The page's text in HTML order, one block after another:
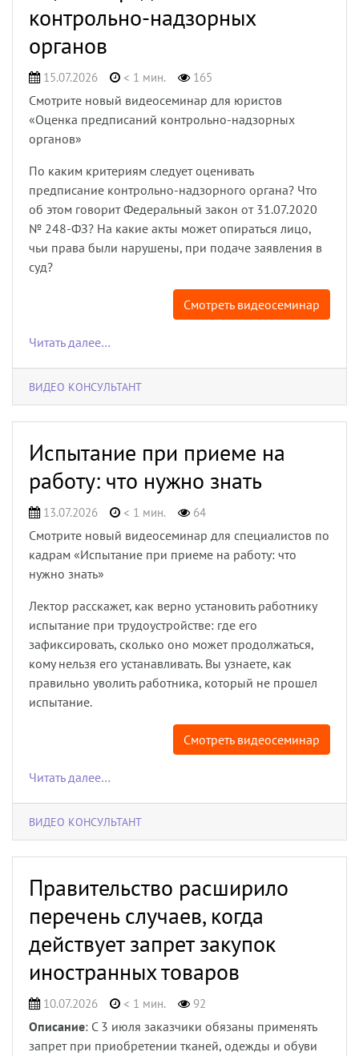
контрольно-надзорных
органов
15.07.2026 < 1 мин. 165
Смотрите новый видеосеминар для юристов
«Оценка предписаний контрольно-надзорных
органов»
По каким критериям следует оценивать
предписание контрольно-надзорного органа? Что
об этом говорит Федеральный закон от 31.07.2020
№ 248-ФЗ? На какие акты может опираться лицо,
чьи права были нарушены, при подаче заявления в
суд?
Смотреть видеосеминар
Читать далее…
ВИДЕО КОНСУЛЬТАНТ
Испытание при приеме на
работу: что нужно знать
13.07.2026 < 1 мин. 64
Смотрите новый видеосеминар для специалистов по
кадрам «Испытание при приеме на работу: что
нужно знать»
Лектор расскажет, как верно установить работнику
испытание при трудоустройстве: где его
зафиксировать, сколько оно может продолжаться,
кому нельзя его устанавливать. Вы узнаете, как
правильно уволить работника, который не прошел
испытание.
Смотреть видеосеминар
Читать далее…
ВИДЕО КОНСУЛЬТАНТ
Правительство расширило
перечень случаев, когда
действует запрет закупок
иностранных товаров
10.07.2026 < 1 мин. 92
Описание: С 3 июля заказчики обязаны применять
запрет при приобретении тканей, одежды и обуви